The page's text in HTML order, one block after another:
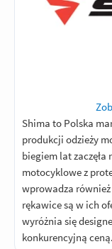
Shima to Polska
produkcji odzieży
biegiem lat zaczęła
motocyklowe z
wprowadza
rękawice są w ich
wyróżnia się
konkurencyjną ceną.